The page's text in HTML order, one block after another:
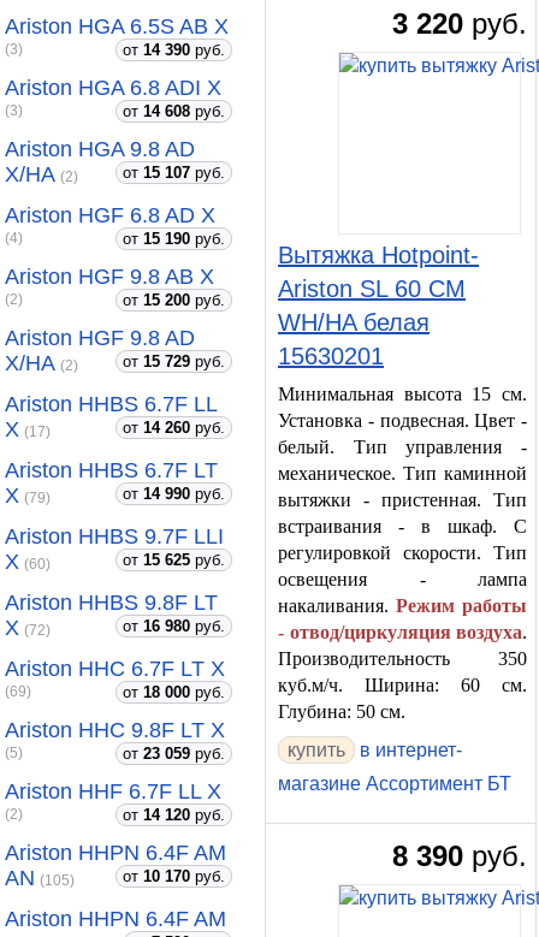
Ariston HGA 6.5S AB X
(3) от 14 390 руб.
Ariston HGA 6.8 ADI X
(3) от 14 608 руб.
Ariston HGA 9.8 AD
X/HA (2) от 15 107 руб.
Ariston HGF 6.8 AD X
(4) от 15 190 руб.
Ariston HGF 9.8 AB X
(2) от 15 200 руб.
Ariston HGF 9.8 AD
X/HA (2) от 15 729 руб.
Ariston HHBS 6.7F LL
X (17) от 14 260 руб.
Ariston HHBS 6.7F LT
X (79) от 14 990 руб.
Ariston HHBS 9.7F LLI
X (60) от 15 625 руб.
Ariston HHBS 9.8F LT
X (72) от 16 980 руб.
Ariston HHC 6.7F LT X
(69) от 18 000 руб.
Ariston HHC 9.8F LT X
(5) от 23 059 руб.
Ariston HHF 6.7F LL X
(2) от 14 120 руб.
Ariston HHPN 6.4F AM
AN (105) от 10 170 руб.
Ariston HHPN 6.4F AM
3 220 руб.
Вытяжка Hotpoint-
Ariston SL 60 CM
WH/HA белая
15630201
Минимальная высота 15 см.
Установка - подвесная. Цвет -
белый. Тип управления -
механическое. Тип каминной
вытяжки - пристенная. Тип
встраивания - в шкаф. С
регулировкой скорости. Тип
освещения - лампа
накаливания. Режим работы
- отвод/циркуляция воздуха.
Производительность 350
куб.м/ч. Ширина: 60 см.
Глубина: 50 см.
купить
в интернет-
магазине Ассортимент БТ
8 390 руб.